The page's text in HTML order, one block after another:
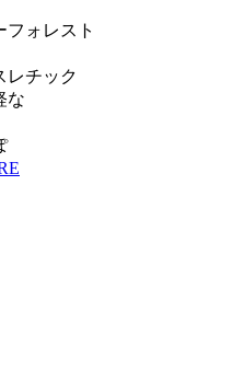
フォレスト
レチック
な